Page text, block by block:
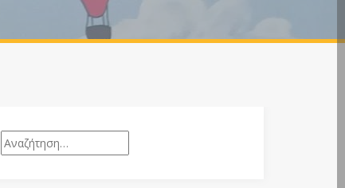
Αναζήτηση
για: